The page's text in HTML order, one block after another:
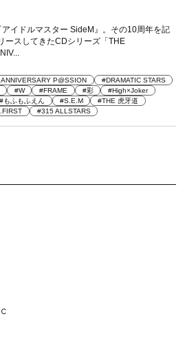
イドルマスター SideM』。その10周年を記
ースしてきたCDシリーズ「THE
P@SSION
#DRAMATIC STARS
#W #FRAME #彩
#High×Joker
#もふもふえん #S.E.M
#THE 虎牙道
#315 ALLSTARS